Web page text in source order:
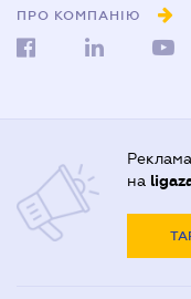
ПРО КОМПАНІЮ
на